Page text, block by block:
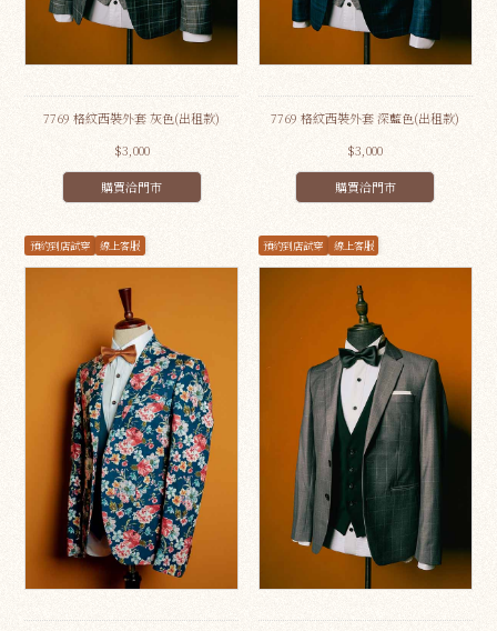
7769 格紋西裝外套 灰色(出租款)
$3,000
購買洽門市
7769 格紋西裝外套 深藍色(出租款)
$3,000
購買洽門市
預約到店試穿 線上客服 預約到店試穿 線上客服